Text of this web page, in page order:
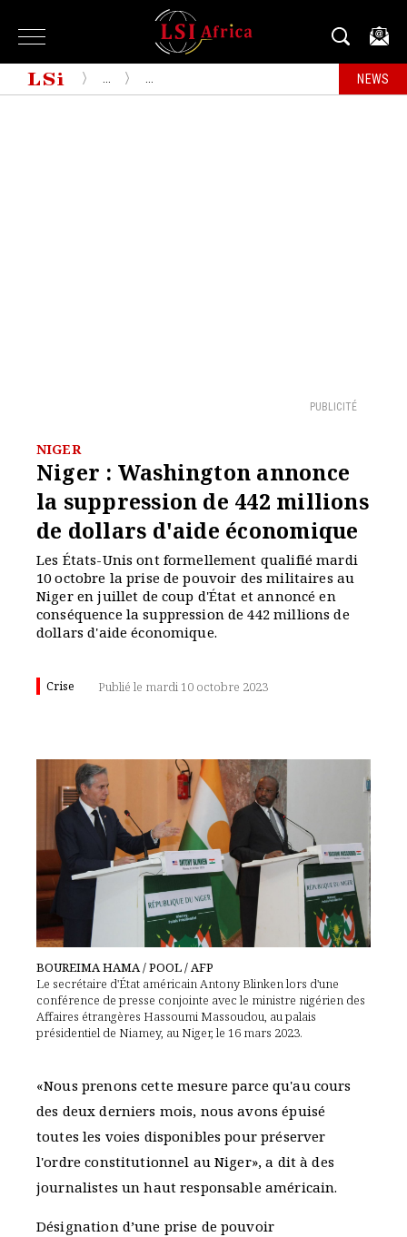
NEWS
PUBLICITÉ
NIGER
Niger : Washington annonce
la suppression de 442 millions
de dollars d'aide économique
Les États-Unis ont formellement qualifié mardi
10 octobre la prise de pouvoir des militaires au
Niger en juillet de coup d'État et annoncé en
conséquence la suppression de 442 millions de
dollars d'aide économique.
Crise Publié le mardi 10 octobre 2023
BOUREIMA HAMA / POOL / AFP
Le secrétaire d'État américain Antony Blinken lors d'une
conférence de presse conjointe avec le ministre nigérien des
Affaires étrangères Hassoumi Massoudou, au palais
présidentiel de Niamey, au Niger, le 16 mars 2023.
«Nous prenons cette mesure parce qu'au cours
des deux derniers mois, nous avons épuisé
toutes les voies disponibles pour préserver
l'ordre constitutionnel au Niger», a dit à des
journalistes un haut responsable américain.
Désignation d’une prise de pouvoir